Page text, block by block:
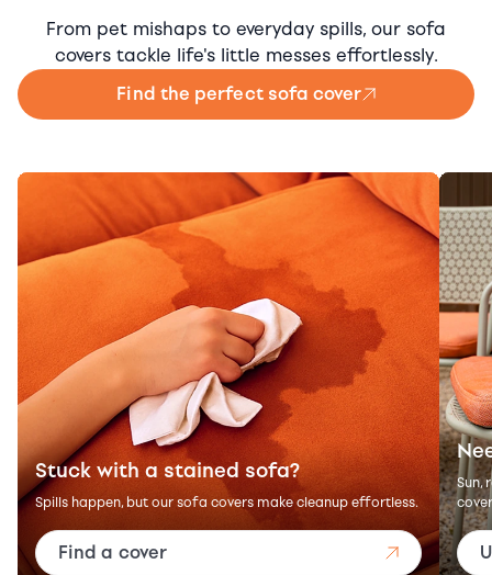
From pet mishaps to everyday spills, our sofa
covers tackle life's little messes effortlessly.
Find the perfect sofa cover
Stuck with a stained sofa?
Spills happen, but our sofa covers make cleanup effortless.
Find a cover
Sun,